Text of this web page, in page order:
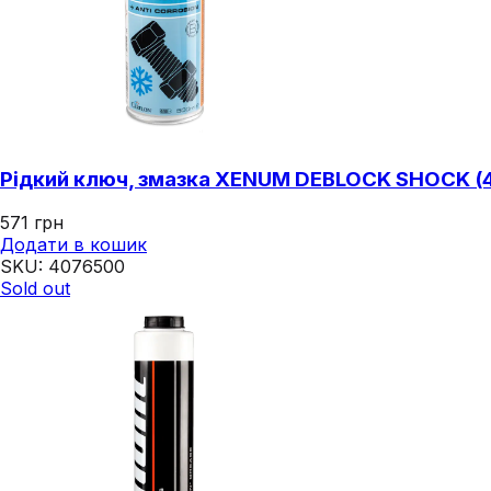
Рідкий ключ, змазка XENUM DEBLOCK SHOCK
571 грн
Додати в кошик
SKU: 4076500
Sold out